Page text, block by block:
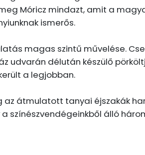
Móricz mindazt, amit a
ismerős.
magas szintű művelése.
udvarán délután készülő
a legjobban.
az átmulatott tanyai éjszakák
színészvendégeinkből álló